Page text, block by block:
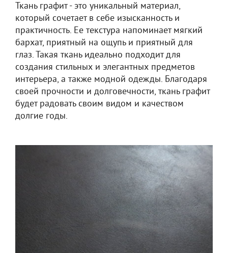
Ткань графит - это уникальный материал,
который сочетает в себе изысканность и
практичность. Ее текстура напоминает мягкий
бархат, приятный на ощупь и приятный для
глаз. Такая ткань идеально подходит для
создания стильных и элегантных предметов
интерьера, а также модной одежды. Благодаря
своей прочности и долговечности, ткань графит
будет радовать своим видом и качеством
долгие годы.